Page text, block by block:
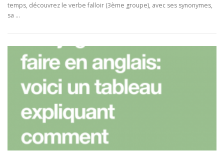
temps, découvrez le verbe falloir (3ème groupe), avec ses synonymes,
sa …